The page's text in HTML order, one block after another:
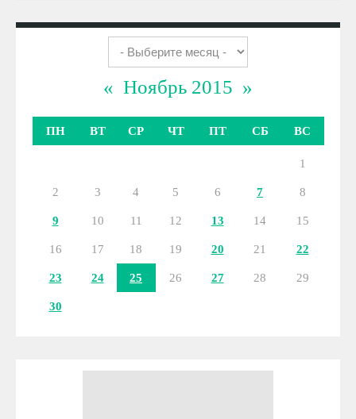
« Ноябрь 2015 »
ПН ВТ СР ЧТ ПТ СБ ВС
1
2 3 4 5 6 7 8
9 10 11 12 13 14 15
16 17 18 19 20 21 22
23 24 25 26 27 28 29
30